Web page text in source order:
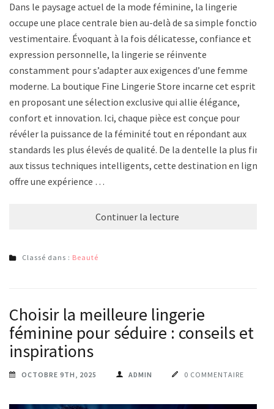
Dans le paysage actuel de la mode féminine, la lingerie
occupe une place centrale bien au-delà de sa simple fonction
vestimentaire. Évoquant à la fois délicatesse, confiance et
expression personnelle, la lingerie se réinvente
constamment pour s’adapter aux exigences d’une femme
moderne. La boutique Fine Lingerie Store incarne cet esprit
en proposant une sélection exclusive qui allie élégance,
confort et innovation. Ici, chaque pièce est conçue pour
révéler la puissance de la féminité tout en répondant aux
standards les plus élevés de qualité. De la dentelle la plus fine
aux tissus techniques intelligents, cette destination en ligne
offre une expérience …
Continuer la lecture
Classé dans : Beauté
Choisir la meilleure lingerie
féminine pour séduire : conseils et
inspirations
OCTOBRE 9TH, 2025 ADMIN 0 COMMENTAIRE